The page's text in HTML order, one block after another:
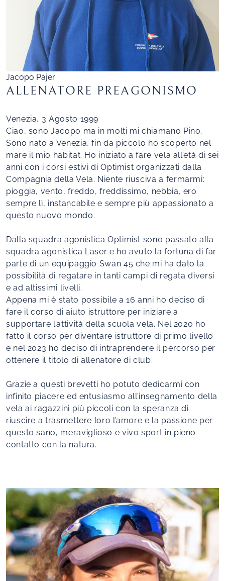
Jacopo Pajer
ALLENATORE PREAGONISMO
Venezia, 3 Agosto 1999
Ciao, sono Jacopo ma in molti mi chiamano Pino.
Sono nato a Venezia, fin da piccolo ho scoperto nel
mare il mio habitat. Ho iniziato a fare vela all’età di sei
anni con i corsi estivi di Optimist organizzati dalla
Compagnia della Vela. Niente riusciva a fermarmi:
pioggia, vento, freddo, freddissimo, nebbia, ero
sempre lì, instancabile e sempre più appassionato a
questo nuovo mondo.
Dalla squadra agonistica Optimist sono passato alla
squadra agonistica Laser e ho avuto la fortuna di far
parte di un equipaggio Swan 45 che mi ha dato la
possibilità di regatare in tanti campi di regata diversi
e ad altissimi livelli.
Appena mi è stato possibile a 16 anni ho deciso di
fare il corso di aiuto istruttore per iniziare a
supportare l’attività della scuola vela. Nel 2020 ho
fatto il corso per diventare istruttore di primo livello
e nel 2023 ho deciso di intraprendere il percorso per
ottenere il titolo di allenatore di club.
Grazie a questi brevetti ho potuto dedicarmi con
infinito piacere ed entusiasmo all’insegnamento della
vela ai ragazzini più piccoli con la speranza di
riuscire a trasmettere loro l’amore e la passione per
questo sano, meraviglioso e vivo sport in pieno
contatto con la natura.